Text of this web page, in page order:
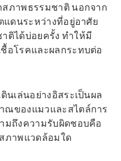
ภาพธรรมชาติ นอกจาก
แดนระหว่างที่อยู่อาศัย
ติได้บ่อยครั้ง ทำให้มี
อโรคและผลกระทบต่อ
นเล่นอย่างอิสระเป็นผล
ของแมวและสไตล์การ
มถึงความรับผิดชอบคือ
ภาพแวดล้อมใด